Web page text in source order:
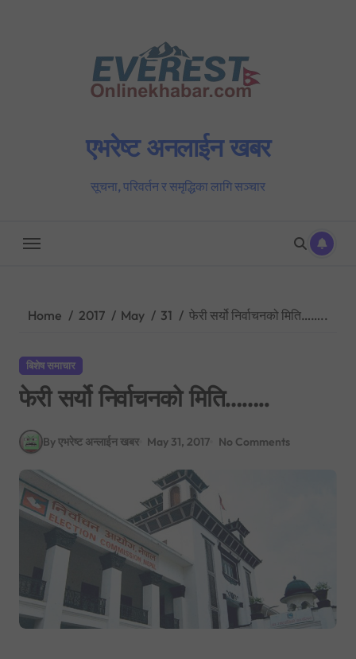
एभरेष्ट अनलाईन खबर
सूचना, परिवर्तन र समृद्धिका लागि सञ्चार
Home 2017 May 31 फेरी सर्यो निर्वाचनको मिति……..
बिशेष समाचार
फेरी सर्यो निर्वाचनको मिति……..
By एभरेष्ट अन्लाईन खबर May 31, 2017 No Comments